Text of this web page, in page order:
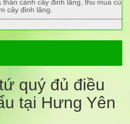
cành cây đinh lăng, thu mua củ
cây đinh lăng.
quý đủ điều
tại Hưng Yên